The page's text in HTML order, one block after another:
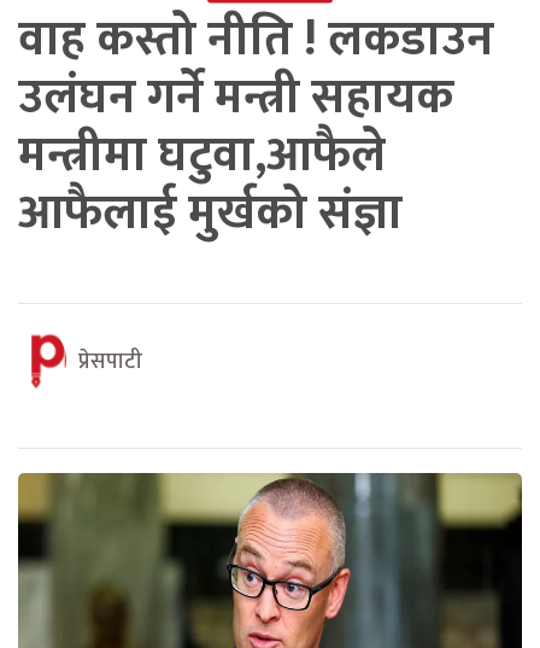
वाह कस्तो नीति ! लकडाउन
उलंघन गर्ने मन्त्री सहायक
मन्त्रीमा घटुवा,आफैले
आफैलाई मुर्खको संज्ञा
प्रेसपाटी